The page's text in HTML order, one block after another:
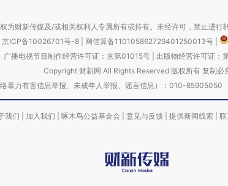
为财新传媒及/或相关权利人专属所有或持有。未经许可，禁止进行
京ICP备10026701号-8 网信算备110105862729401250013号
广播电视节目制作经营许可证：京第01015号| 出版物经营许可证：
Copyright 财新网 All Rights Reserved 版权所有 复制必
暴力有害信息举报、未成年人举报、谣言信息）：010-
我们 加入我们 啄木鸟公益基金会 意见与反馈 提供新闻线索